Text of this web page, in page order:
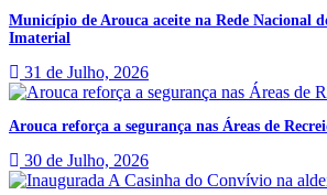
Município de Arouca aceite na Rede Nacional
Imaterial
31 de Julho, 2026
Arouca reforça a segurança nas Áreas de
30 de Julho, 2026